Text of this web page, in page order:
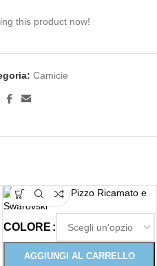
this product now!
Camicie
COLORE
AGGIUNGI AL CARRELLO